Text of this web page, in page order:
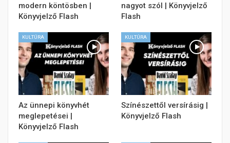
modern köntösben |
Könyvjelző Flash
nagyot szól | Könyvjelző
Flash
KULTÚRA
Az ünnepi könyvhét
meglepetései |
Könyvjelző Flash
KULTÚRA
Színészettől versírásig |
Könyvjelző Flash